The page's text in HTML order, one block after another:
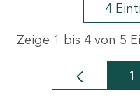
4
Zeige 1 bis 4 von 5
1